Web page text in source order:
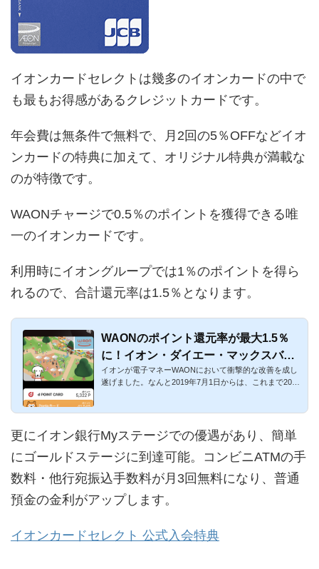
イオンカードセレクトは幾多のイオンカードの中で
も最もお得感があるクレジットカードです。
年会費は無条件で無料で、月2回の5％OFFなどイオ
ンカードの特典に加えて、オリジナル特典が満載な
のが特徴です。
WAONチャージで0.5％のポイントを獲得できる唯
一のイオンカードです。
利用時にイオングループでは1％のポイントを得ら
れるので、合計還元率は1.5％となります。
WAONのポイント還元率が最大1.5％
に！イオン・ダイエー・マックスバリ
ュがお得
イオンが電子マネーWAONにおいて衝撃的な改善を成し
遂げました。なんと2019年7月1日からは、これまで200
更にイオン銀行Myステージでの優遇があり、簡単
にゴールドステージに到達可能。コンビニATMの手
数料・他行宛振込手数料が月3回無料になり、普通
預金の金利がアップします。
イオンカードセレクト 公式入会特典